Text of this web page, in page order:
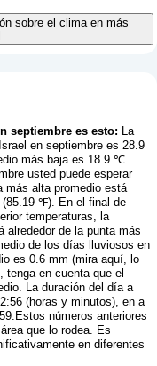
sobre el clima en más
septiembre es esto: La
en septiembre es 28.9
más baja es 18.9 ℃
usted puede esperar
más alta promedio está
℉). En el final de
temperaturas, la
alrededor de la punta más
de los días lluviosos en
es 0.6 mm (mira aquí, lo
tenga en cuenta que el
La duración del día a
(horas y minutos), en a
números anteriores
que lo rodea. Es
en diferentes